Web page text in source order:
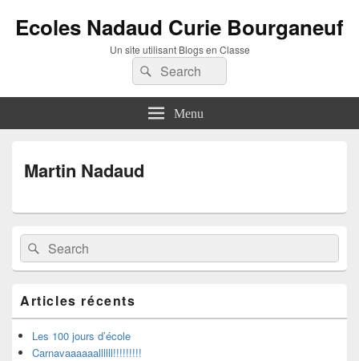
Ecoles Nadaud Curie Bourganeuf
Un site utilisant Blogs en Classe
Search
for:
Search
Menu
Martin Nadaud
Primary
Sidebar
Widget
Area
Search
for:
Search
Articles récents
Les 100 jours d’école
Carnavaaaaaallllll!!!!!!!!!